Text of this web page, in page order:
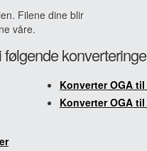
Filene dine blir
våre.
følgende
Konverter OGA til
Konverter OGA